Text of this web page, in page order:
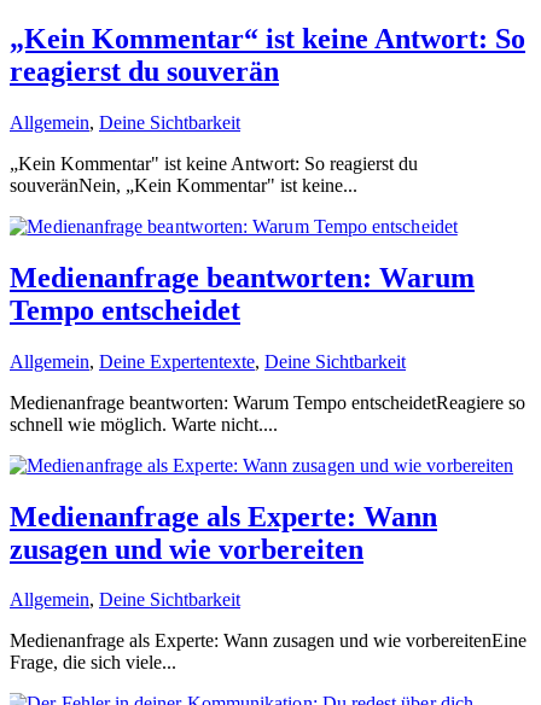
„Kein Kommentar“ ist keine Antwort: So
reagierst du souverän
Allgemein, Deine Sichtbarkeit
„Kein Kommentar" ist keine Antwort: So reagierst du
souveränNein, „Kein Kommentar" ist keine...
Medienanfrage beantworten: Warum
Tempo entscheidet
Allgemein, Deine Expertentexte, Deine Sichtbarkeit
Medienanfrage beantworten: Warum Tempo entscheidetReagiere so
schnell wie möglich. Warte nicht....
Medienanfrage als Experte: Wann
zusagen und wie vorbereiten
Allgemein, Deine Sichtbarkeit
Medienanfrage als Experte: Wann zusagen und wie vorbereitenEine
Frage, die sich viele...